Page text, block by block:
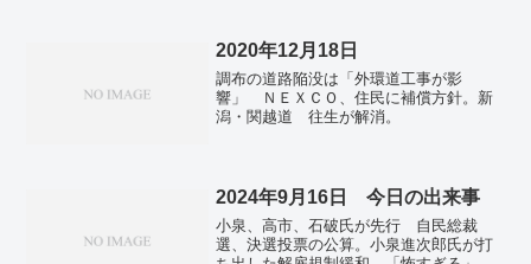
党」に決まった。香港...
2020年12月18日
調布の道路陥没は「外環道工事が影
響」 ＮＥＸＣＯ、住民に補償方針。新
潟・関越道 往生が解消。
2024年9月16日 今日の出来事
小泉、高市、石破氏が先行 自民総裁
選、決選投票の公算。小泉進次郎氏が打